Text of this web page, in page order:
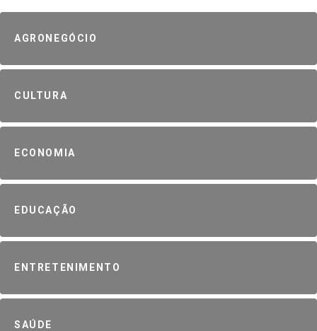
AGRONEGÓCIO
CULTURA
ECONOMIA
EDUCAÇÃO
ENTRETENIMENTO
SAÚDE